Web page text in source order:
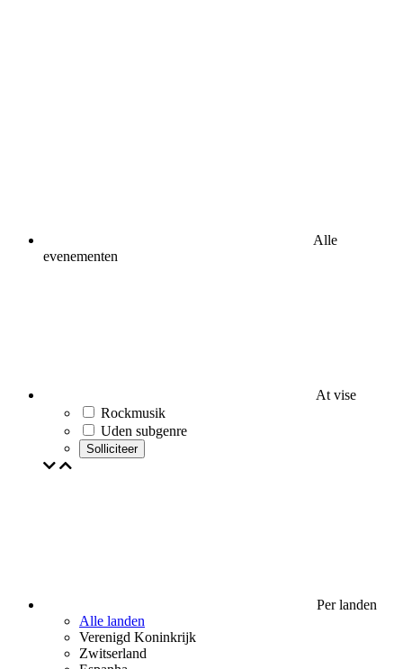
Alle
evenementen
At vise
Rockmusik
Uden subgenre
Solliciteer
Per landen
Alle landen
Verenigd Koninkrijk
Zwitserland